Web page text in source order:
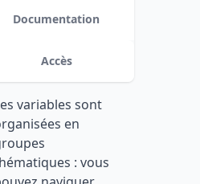
Documentation
Accès
variables sont
en
: vous